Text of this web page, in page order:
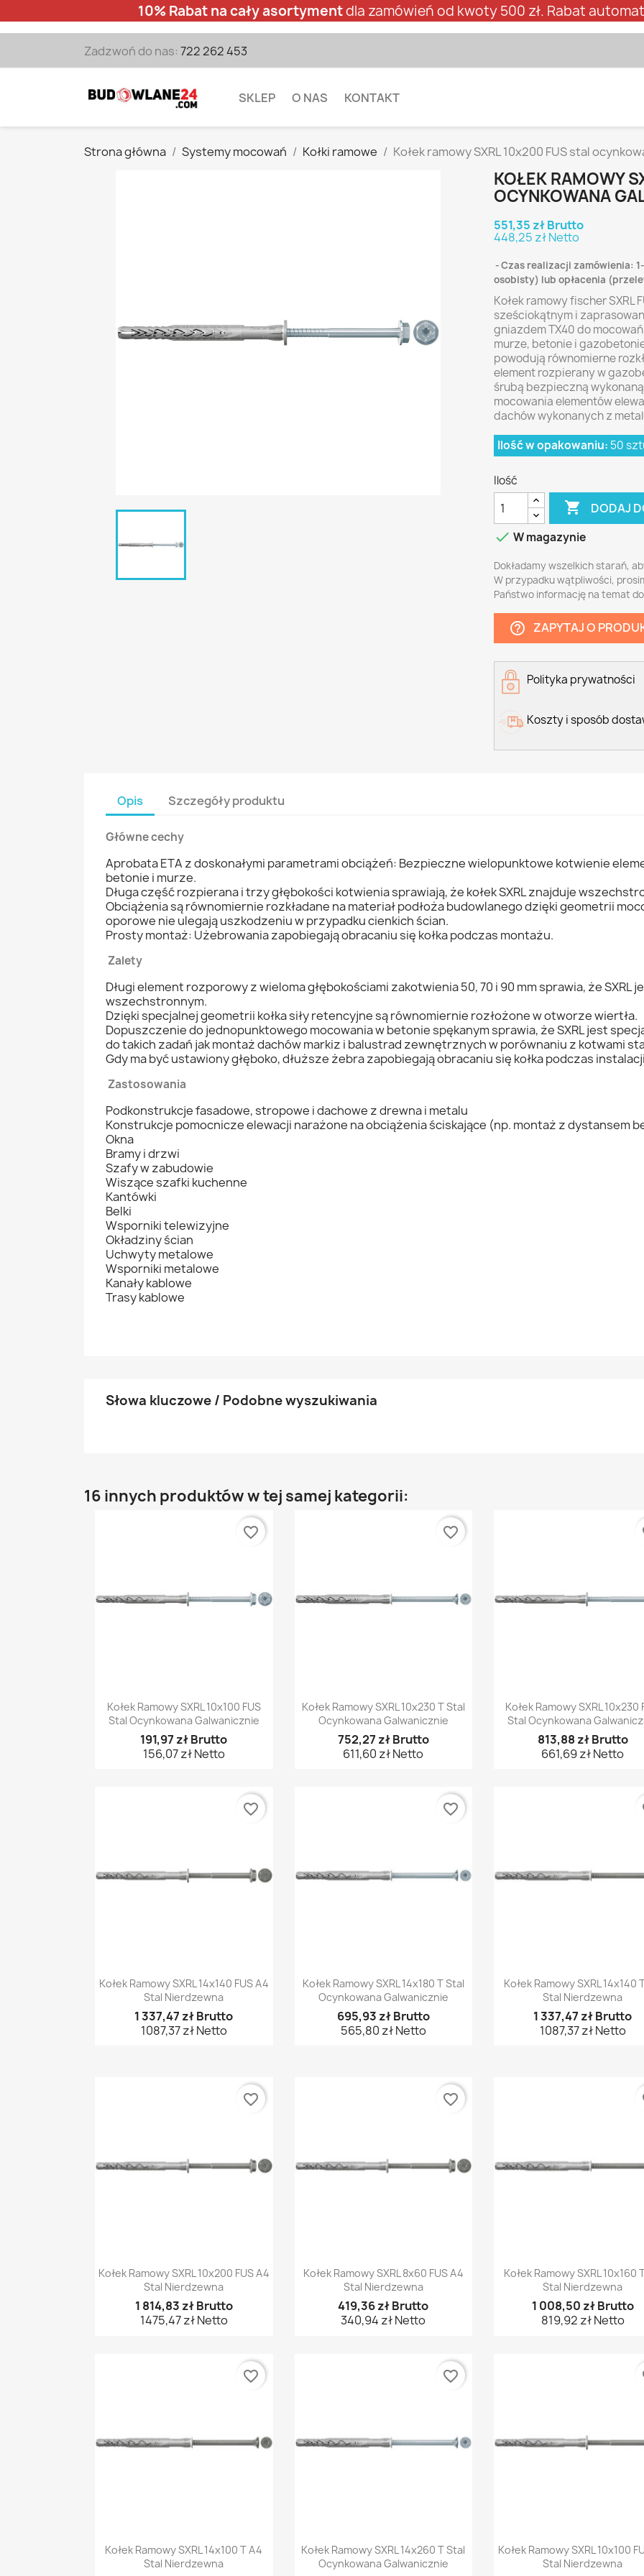
10% Rabat na cały asortymentdla zamówień od kwoty 500 zł. Rabat
Zadzwoń do nas: 722 262 453
SKLEP O NAS KONTAKT
Strona główna Systemy mocowań Kołki ramowe Kołek ramowy SXRL 10x200 FUS stal
KOŁEK RAMOWY
OCYNKOWANA
551,35 zł Brutto
448,25 zł Netto
Czas realizacji zamówienia:
osobisty) lub opłacenia
Kołek ramowy fischer SXRL
sześciokątnym i
gniazdem TX40 do
murze, betonie i
powodują równomierne
element rozpierany w
śrubą bezpieczną
mocowania elementów
dachów wykonanych z
Ilość w opakowaniu: 50
Ilość
 DODAJ
 W magazynie
Dokładamy wszelkich starań,
W przypadku wątpliwości,
Państwo informację na temat
help_outline ZAPYTAJ O
Polityka prywatności
Koszty i sposób
Opis Szczegóły produktu
Główne cechy
Aprobata ETA z doskonałymi parametrami obciążeń: Bezpieczne wielopunktowe kotwienie
betonie i murze.
Długa część rozpierana i trzy głębokości kotwienia sprawiają, że kołek SXRL znajduje
Obciążenia są równomiernie rozkładane na materiał podłoża budowlanego dzięki geometrii
oporowe nie ulegają uszkodzeniu w przypadku cienkich ścian.
Prosty montaż: Użebrowania zapobiegają obracaniu się kołka podczas montażu.
Zalety
Długi element rozporowy z wieloma głębokościami zakotwienia 50, 70 i 90 mm sprawia, że SXRL
wszechstronnym.
Dzięki specjalnej geometrii kołka siły retencyjne są równomiernie rozłożone w otworze wiertła.
Dopuszczenie do jednopunktowego mocowania w betonie spękanym sprawia, że SXRL jest
do takich zadań jak montaż dachów markiz i balustrad zewnętrznych w porównaniu z kotwami
Gdy ma być ustawiony głęboko, dłuższe żebra zapobiegają obracaniu się kołka podczas
Zastosowania
Podkonstrukcje fasadowe, stropowe i dachowe z drewna i metalu
Konstrukcje pomocnicze elewacji narażone na obciążenia ściskające (np. montaż z dystansem
Okna
Bramy i drzwi
Szafy w zabudowie
Wiszące szafki kuchenne
Kantówki
Belki
Wsporniki telewizyjne
Okładziny ścian
Uchwyty metalowe
Wsporniki metalowe
Kanały kablowe
Trasy kablowe
Słowa kluczowe / Podobne wyszukiwania
16 innych produktów w tej samej kategorii:
Szybki podgląd
Kołek Ramowy SXRL 10x100 FUS
Stal Ocynkowana Galwanicznie
191,97 zł Brutto
156,07 zł Netto
favorite_border
Szybki podgląd
Kołek Ramowy SXRL 10x230 T Stal
Ocynkowana Galwanicznie
752,27 zł Brutto
611,60 zł Netto
favorite_border
Szybki podgląd
Kołek Ramowy SXRL 10x230
Stal Ocynkowana
813,88 zł Brutto
661,69 zł Netto
Szybki podgląd
Kołek Ramowy SXRL 14x140 FUS A4
Stal Nierdzewna
1 337,47 zł Brutto
1087,37 zł Netto
favorite_border
Szybki podgląd
Kołek Ramowy SXRL 14x180 T Stal
Ocynkowana Galwanicznie
695,93 zł Brutto
565,80 zł Netto
favorite_border
Szybki podgląd
Kołek Ramowy SXRL 14x140
Stal Nierdzewna
1 337,47 zł Brutto
1087,37 zł Netto
Szybki podgląd
Kołek Ramowy SXRL 10x200 FUS A4
Stal Nierdzewna
1 814,83 zł Brutto
1475,47 zł Netto
favorite_border
Szybki podgląd
Kołek Ramowy SXRL 8x60 FUS A4
Stal Nierdzewna
419,36 zł Brutto
340,94 zł Netto
favorite_border
Szybki podgląd
Kołek Ramowy SXRL 10x160
Stal Nierdzewna
1 008,50 zł Brutto
819,92 zł Netto
Szybki podgląd
Kołek Ramowy SXRL 14x100 T A4
Stal Nierdzewna
favorite_border
Szybki podgląd
Kołek Ramowy SXRL 14x260 T Stal
Ocynkowana Galwanicznie
favorite_border
Szybki podgląd
Kołek Ramowy SXRL 10x100
Stal Nierdzewna